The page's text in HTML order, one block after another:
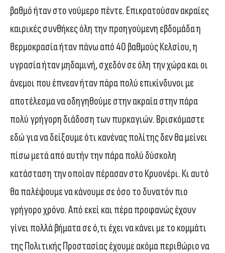
βαθμό ήταν στο νούμερο πέντε. Επικρατούσαν ακραίες
καιρικές συνθήκες όλη την προηγούμενη εβδομάδα η
θερμοκρασία ήταν πάνω από 40 βαθμούς Κελσίου, η
υγρασία ήταν μηδαμινή, σχεδόν σε όλη την χώρα και οι
άνεμοι που έπνεαν ήταν πάρα πολύ επικίνδυνοι με
αποτέλεσμα να οδηγηθούμε στην ακραία στην πάρα
πολύ γρήγορη διάδοση των πυρκαγιών. Βρισκόμαστε
εδώ για να δείξουμε ότι κανένας πολίτης δεν θα μείνει
πίσω μετά από αυτήν την πάρα πολύ δύσκολη
κατάσταση την οποίαν πέρασαν στο Κρυονέρι. Κι αυτό
θα παλέψουμε να κάνουμε σε όσο το δυνατόν πιο
γρήγορο χρόνο. Από εκεί και πέρα προφανώς έχουν
γίνει πολλά βήματα σε ό,τι έχει να κάνει με το κομμάτι
της Πολιτικής Προστασίας έχουμε ακόμα περιθώριο να